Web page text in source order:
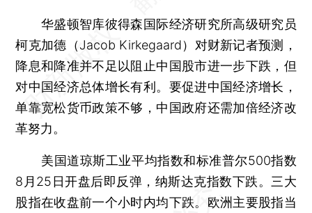
华盛顿智库彼得森国际经济研究所高级研究员
柯克加德（Jacob Kirkegaard）对财新记者预测，
降息和降准并不足以阻止中国股市进一步下跌，但
对中国经济总体增长有利。要促进中国经济增长，
单靠宽松货币政策不够，中国政府还需加倍经济改
革努力。
美国道琼斯工业平均指数和标准普尔500指数
8月25日开盘后即反弹，纳斯达克指数下跌。三大
股指在收盘前一个小时内均下跌。欧洲主要股指当